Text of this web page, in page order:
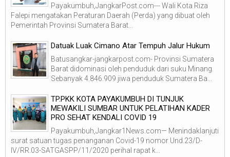
Payakumbuh,JangkarPost.com--- Wali Kota Riza
Falepi mengatakan Peraturan Daerah (Perda) yang dibuat oleh
Pemerintah Provinsi Sumatera Barat...
Datuak Luak Cimano Atar Tempuh Jalur Hukum
Batusangkar-jangkarpost.com- Provinsi Sumatera
Barat didominasi oleh penduduk dari suku Minang.
Sebanyak 4.846.909 jiwa penduduk Sumatera Ba...
TP.PKK KOTA PAYAKUMBUH DI TUNJUK
MEWAKILI SUMBAR UNTUK PELATIHAN KADER
PRO SEHAT KENDALI COVID 19
Payakumbuh,Jangkar1News.com— Menindaklanjuti
surat satuan tugas penanganan Covid-19 nomor Und.23/D-
IV/RR.03-SATGASPP/11/2020 perihal rapat k...